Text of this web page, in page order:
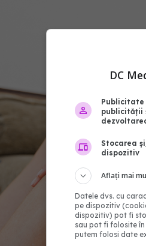
DC
Publicitate
publicității
Stocarea
dispozitiv
Aflați mai
Datele dvs. cu
pe dispozitiv
dispozitiv) pot fi
sau pot fi folosite
putem folosi date